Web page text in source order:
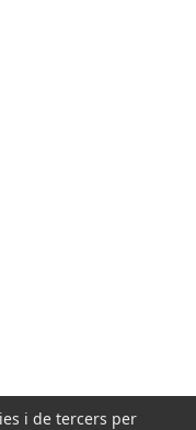
i de tercers per